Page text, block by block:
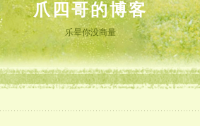
爪四哥的博客
乐晕你没商量